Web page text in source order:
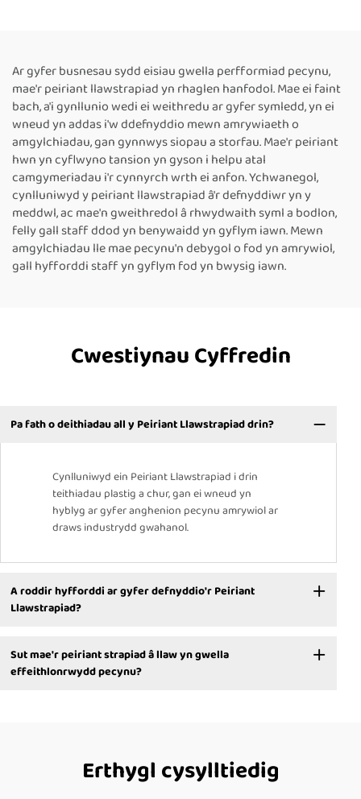
Ar gyfer busnesau sydd eisiau gwella perfformiad pecynu,
mae'r peiriant llawstrapiad yn rhaglen hanfodol. Mae ei faint
bach, a'i gynllunio wedi ei weithredu ar gyfer symledd, yn ei
wneud yn addas i'w ddefnyddio mewn amrywiaeth o
amgylchiadau, gan gynnwys siopau a storfau. Mae'r peiriant
hwn yn cyflwyno tansion yn gyson i helpu atal
camgymeriadau i'r cynnyrch wrth ei anfon. Ychwanegol,
cynlluniwyd y peiriant llawstrapiad â'r defnyddiwr yn y
meddwl, ac mae'n gweithredol â rhwydwaith syml a bodlon,
felly gall staff ddod yn benywaidd yn gyflym iawn. Mewn
amgylchiadau lle mae pecynu'n debygol o fod yn amrywiol,
gall hyfforddi staff yn gyflym fod yn bwysig iawn.
Cwestiynau Cyffredin
Pa fath o deithiadau all y Peiriant Llawstrapiad drin?
Cynlluniwyd ein Peiriant Llawstrapiad i drin
teithiadau plastig a chur, gan ei wneud yn
hyblyg ar gyfer anghenion pecynu amrywiol ar
draws industrydd gwahanol.
A roddir hyfforddi ar gyfer defnyddio'r Peiriant
Llawstrapiad?
Sut mae'r peiriant strapiad â llaw yn gwella
effeithlonrwydd pecynu?
Erthygl cysylltiedig